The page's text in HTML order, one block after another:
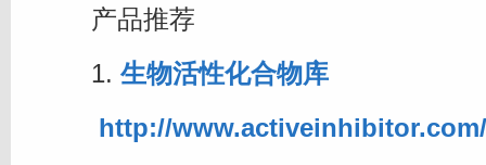
产品推荐
1. 生物活性化合物库
http://